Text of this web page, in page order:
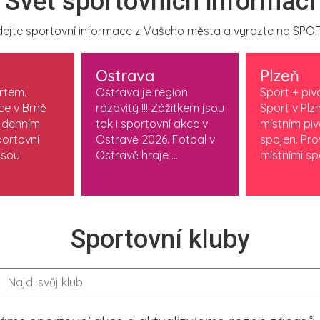
sportovní informace z Vašeho města a vyrazte na
v Brně
Ostrava
Ostrava je region
rázovitý !!! Zážitkem jsou
tak i sportovní akce v
Ostravě 2026. Fotbal v
Ostravě hraje ...
Plzeň
Sport +
Sport v
místním
spojen.
místními
Sportovní kluby